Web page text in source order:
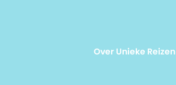
Over Unieke Reizen